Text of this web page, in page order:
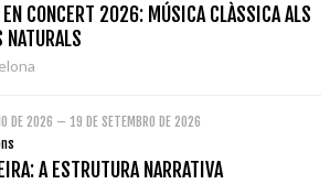
EN CONCERT 2026: MÚSICA CLÀSSICA ALS
NATURALS
DE 2026 – 19 DE SETEMBRO DE 2026
A ESTRUTURA NARRATIVA